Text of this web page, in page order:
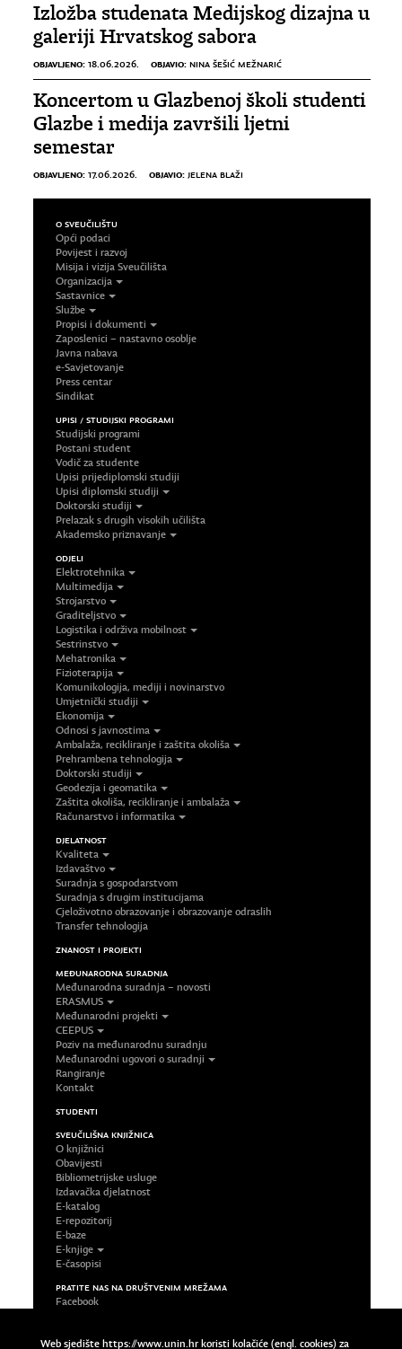
Izložba studenata Medijskog dizajna u
galeriji Hrvatskog sabora
OBJAVLJENO: 18.06.2026. OBJAVIO: NINA ŠEŠIĆ MEŽNARIĆ
Koncertom u Glazbenoj školi studenti
Glazbe i medija završili ljetni
semestar
OBJAVLJENO: 17.06.2026. OBJAVIO: JELENA BLAŽI
O SVEUČILIŠTU
Opći podaci
Povijest i razvoj
Misija i vizija Sveučilišta
Organizacija
Sastavnice
Službe
Propisi i dokumenti
Zaposlenici – nastavno osoblje
Javna nabava
e-Savjetovanje
Press centar
Sindikat
UPISI / STUDIJSKI PROGRAMI
Studijski programi
Postani student
Vodič za studente
Upisi prijediplomski studiji
Upisi diplomski studiji
Doktorski studiji
Prelazak s drugih visokih učilišta
Akademsko priznavanje
ODJELI
Elektrotehnika
Multimedija
Strojarstvo
Graditeljstvo
Logistika i održiva mobilnost
Sestrinstvo
Mehatronika
Fizioterapija
Komunikologija, mediji i novinarstvo
Umjetnički studiji
Ekonomija
Odnosi s javnostima
Ambalaža, recikliranje i zaštita okoliša
Prehrambena tehnologija
Doktorski studiji
Geodezija i geomatika
Zaštita okoliša, recikliranje i ambalaža
Računarstvo i informatika
DJELATNOST
Kvaliteta
Izdavaštvo
Suradnja s gospodarstvom
Suradnja s drugim institucijama
Cjeloživotno obrazovanje i obrazovanje odraslih
Transfer tehnologija
ZNANOST I PROJEKTI
MEĐUNARODNA SURADNJA
Međunarodna suradnja – novosti
ERASMUS
Međunarodni projekti
CEEPUS
Poziv na međunarodnu suradnju
Međunarodni ugovori o suradnji
Rangiranje
Kontakt
STUDENTI
SVEUČILIŠNA KNJIŽNICA
O knjižnici
Obavijesti
Bibliometrijske usluge
Izdavačka djelatnost
E-katalog
E-repozitorij
E-baze
E-knjige
E-časopisi
PRATITE NAS NA DRUŠTVENIM MREŽAMA
Facebook
Twitter
Web sjedište https://www.unin.hr koristi kolačiće (engl. cookies) za